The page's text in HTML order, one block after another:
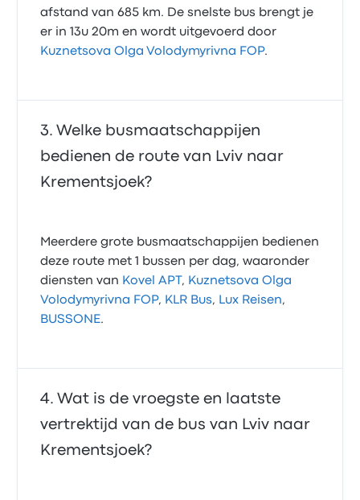
afstand van 685 km. De snelste bus brengt je
er in 13u 20m en wordt uitgevoerd door
Kuznetsova Olga Volodymyrivna FOP.
Welke busmaatschappijen
bedienen de route van Lviv naar
Krementsjoek?
Meerdere grote busmaatschappijen bedienen
deze route met 1 bussen per dag, waaronder
diensten van Kovel APT , Kuznetsova Olga
Volodymyrivna FOP, KLR Bus, Lux Reisen,
BUSSONE.
Wat is de vroegste en laatste
vertrektijd van de bus van Lviv naar
Krementsjoek?